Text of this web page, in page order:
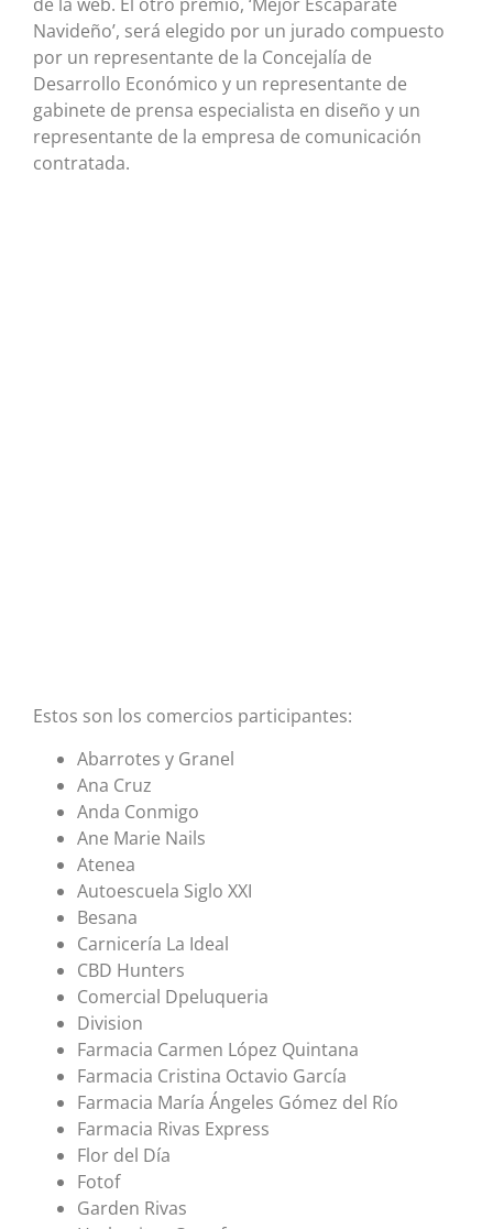
Navideño’, será elegido por un jurado compuesto
por un representante de la Concejalía de
Desarrollo Económico y un representante de
gabinete de prensa especialista en diseño y un
representante de la empresa de comunicación
contratada.
Estos son los comercios participantes:
Abarrotes y Granel
Ana Cruz
Anda Conmigo
Ane Marie Nails
Atenea
Autoescuela Siglo XXI
Besana
Carnicería La Ideal
CBD Hunters
Comercial Dpeluqueria
Division
Farmacia Carmen López Quintana
Farmacia Cristina Octavio García
Farmacia María Ángeles Gómez del Río
Farmacia Rivas Express
Flor del Día
Fotof
Garden Rivas